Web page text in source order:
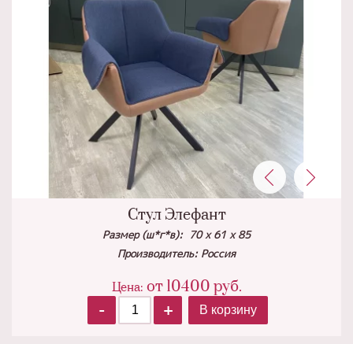
Стул Элефант
Размер (ш*г*в): 70 х 61 х 85
Производитель: Россия
Цена: от 10400 руб.
-
+ В корзину